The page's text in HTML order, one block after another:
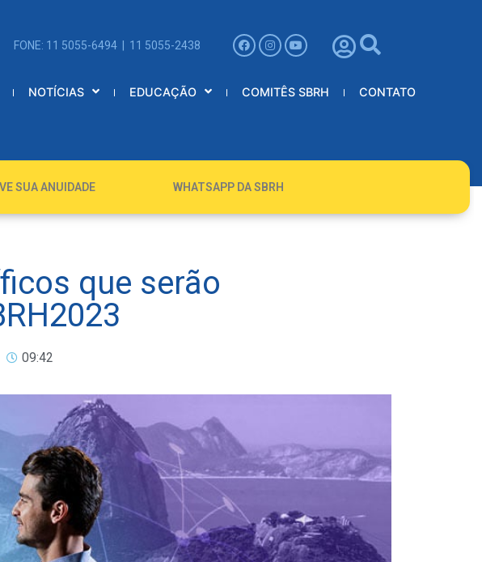
FONE: 11 5055-6494 | 11 5055-2438
NOTÍCIAS EDUCAÇÃO COMITÊS SBRH CONTATO
SUA ANUIDADE WHATSAPP DA SBRH
que serão
09:42